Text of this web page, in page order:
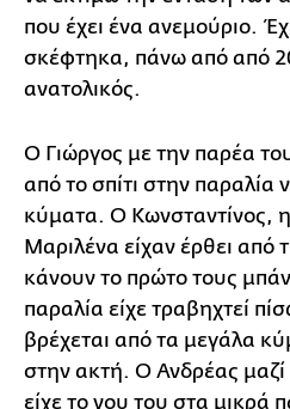
που έχει ένα ανεμούριο.
σκέφτηκα, πάνω από από
ανατολικός.
Ο Γιώργος με την παρέα
από το σπίτι στην παραλία
κύματα. Ο Κωνσταντίνος,
Μαριλένα είχαν έρθει από
κάνουν το πρώτο τους
παραλία είχε τραβηχτεί
βρέχεται από τα μεγάλα
στην ακτή. Ο Ανδρέας
είχε το νου του στα μικρά